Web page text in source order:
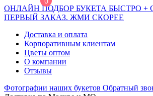
ОНЛАЙН ПОДБОР БУКЕТА БЫСТРО +
ПЕРВЫЙ ЗАКАЗ. ЖМИ СКОРЕЕ
Доставка и оплата
Корпоративным клиентам
Цветы оптом
О компании
Отзывы
Фотографии наших букетов Обратный